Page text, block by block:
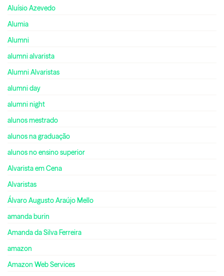
Aluísio Azevedo
Alumia
Alumni
alumni alvarista
Alumni Alvaristas
alumni day
alumni night
alunos mestrado
alunos na graduação
alunos no ensino superior
Alvarista em Cena
Alvaristas
Álvaro Augusto Araújo Mello
amanda burin
Amanda da Silva Ferreira
amazon
Amazon Web Services